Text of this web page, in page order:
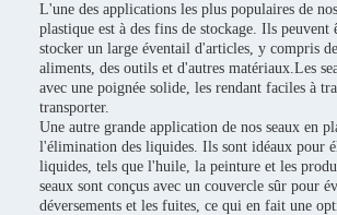
L'une des applications les plus populaires de
plastique est à des fins de stockage. Ils peuvent
stocker un large éventail d'articles, y compris
aliments, des outils et d'autres matériaux.Les
avec une poignée solide, les rendant faciles à
transporter.
Une autre grande application de nos seaux en
l'élimination des liquides. Ils sont idéaux pour
liquides, tels que l'huile, la peinture et les
seaux sont conçus avec un couvercle sûr pour
déversements et les fuites, ce qui en fait une